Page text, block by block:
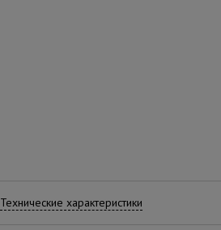
Технические характеристики